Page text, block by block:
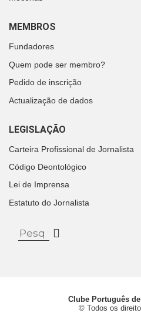
MEMBROS
Fundadores
Quem pode ser membro?
Pedido de inscrição
Actualização de dados
LEGISLAÇÃO
Carteira Profissional de Jornalista
Código Deontológico
Lei de Imprensa
Estatuto do Jornalista
Clube Português
© Todos os